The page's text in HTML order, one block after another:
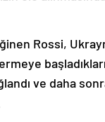
Rossi,
ve daha